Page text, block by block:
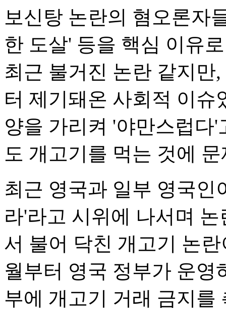
보신탕 논란의 혐오론자
한 도살' 등을 핵심 이유
최근 불거진 논란 같지만
터 제기돼온 사회적 이슈
양을 가리켜 '야만스럽다
도 개고기를 먹는 것에
최근 영국과 일부 영국인
라'라고 시위에 나서며
서 불어 닥친 개고기 논
월부터 영국 정부가 운영
부에 개고기 거래 금지를